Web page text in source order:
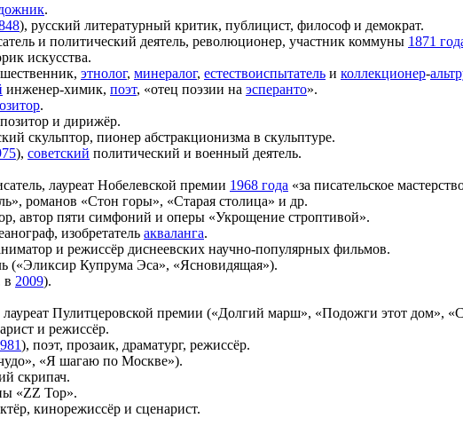
.
), русский литературный критик, публицист, философ и демократ.
и политический деятель, революционер, участник коммуны 1871
искусства.
этнолог, минералог, естествоиспытатель и коллекционер-
инженер-химик, поэт, «отец поэзии на эсперанто».
.
и дирижёр.
скульптор, пионер абстракционизма в скульптуре.
), советский политический и военный деятель.
лауреат Нобелевской премии 1968 года «за писательское
романов «Стон горы», «Старая столица» и др.
автор пяти симфоний и оперы «Укрощение строптивой».
изобретатель акваланга.
и режиссёр диснеевских научно-популярных фильмов.
(«Эликсир Купрума Эса», «Ясновидящая»).
в 2009).
лауреат Пулитцеровской премии («Долгий марш», «Подожги этот дом»,
и режиссёр.
), поэт, прозаик, драматург, режиссёр.
«Я шагаю по Москве»).
скрипач.
«ZZ Top».
кинорежиссёр и сценарист.